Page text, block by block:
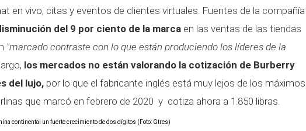
en vivo, citas y eventos de clientes virtuales. Fuentes de la compañía
del 9 por ciento de la marca en las ventas de las tiendas
"marcado contraste con lo que están produciendo los líderes de la
los mercados no están valorando la cotización de Burberry
del lujo, por lo que el fabricante inglés está muy lejos de los máximos
que marcó en febrero de 2020 y cotiza ahora a 1.850 libras.